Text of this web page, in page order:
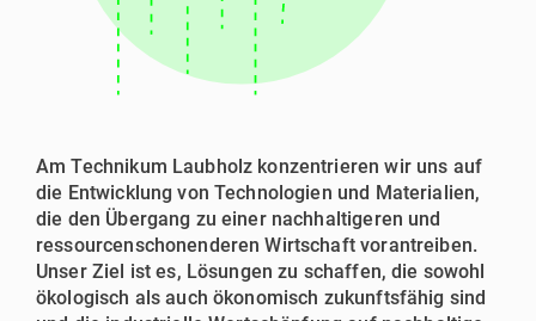
Am Technikum Laubholz konzentrieren wir uns auf
die Entwicklung von Technologien und Materialien,
die den Übergang zu einer nachhaltigeren und
ressourcenschonenderen Wirtschaft vorantreiben.
Unser Ziel ist es, Lösungen zu schaffen, die sowohl
ökologisch als auch ökonomisch zukunftsfähig sind